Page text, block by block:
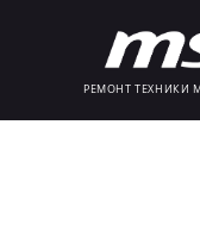
РЕМОНТ ТЕХНИКИ